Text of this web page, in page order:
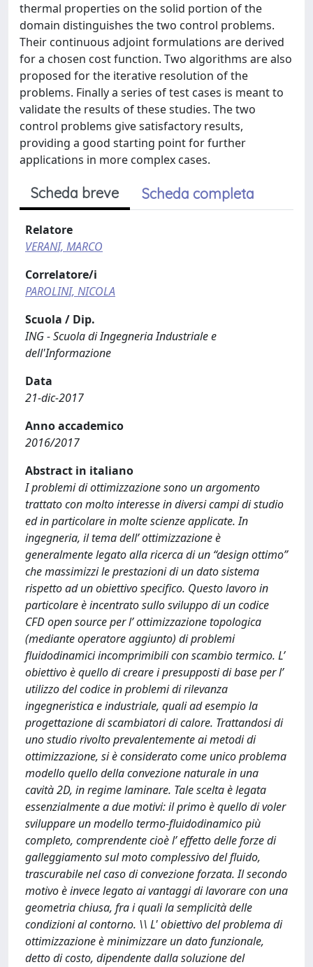
thermal properties on the solid portion of the
domain distinguishes the two control problems.
Their continuous adjoint formulations are derived
for a chosen cost function. Two algorithms are also
proposed for the iterative resolution of the
problems. Finally a series of test cases is meant to
validate the results of these studies. The two
control problems give satisfactory results,
providing a good starting point for further
applications in more complex cases.
Scheda breve Scheda completa
Relatore
VERANI, MARCO
Correlatore/i
PAROLINI, NICOLA
Scuola / Dip.
ING - Scuola di Ingegneria Industriale e
dell'Informazione
Data
21-dic-2017
Anno accademico
2016/2017
Abstract in italiano
I problemi di ottimizzazione sono un argomento
trattato con molto interesse in diversi campi di studio
ed in particolare in molte scienze applicate. In
ingegneria, il tema dell’ ottimizzazione è
generalmente legato alla ricerca di un “design ottimo”
che massimizzi le prestazioni di un dato sistema
rispetto ad un obiettivo specifico. Questo lavoro in
particolare è incentrato sullo sviluppo di un codice
CFD open source per l’ ottimizzazione topologica
(mediante operatore aggiunto) di problemi
fluidodinamici incomprimibili con scambio termico. L’
obiettivo è quello di creare i presupposti di base per l’
utilizzo del codice in problemi di rilevanza
ingegneristica e industriale, quali ad esempio la
progettazione di scambiatori di calore. Trattandosi di
uno studio rivolto prevalentemente ai metodi di
ottimizzazione, si è considerato come unico problema
modello quello della convezione naturale in una
cavità 2D, in regime laminare. Tale scelta è legata
essenzialmente a due motivi: il primo è quello di voler
sviluppare un modello termo-fluidodinamico più
completo, comprendente cioè l’ effetto delle forze di
galleggiamento sul moto complessivo del fluido,
trascurabile nel caso di convezione forzata. Il secondo
motivo è invece legato ai vantaggi di lavorare con una
geometria chiusa, fra i quali la semplicità delle
condizioni al contorno. \\ L' obiettivo del problema di
ottimizzazione è minimizzare un dato funzionale,
detto di costo, dipendente dalla soluzione del